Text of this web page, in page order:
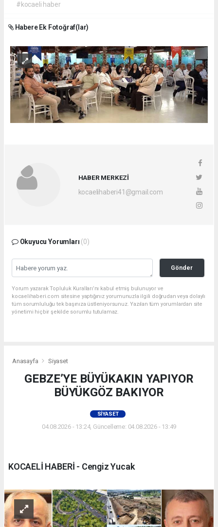
#kocaeli haber
Habere Ek Fotoğraf(lar)
HABER MERKEZİ
kocaelihaberi41@gmail.com
Okuyucu Yorumları (0)
Gönder
Yorum yazarak Topluluk Kuralları’nı kabul etmiş bulunuyor ve
kocaelihaberi.com sitesine yaptığınız yorumunuzla ilgili doğrudan veya dolaylı
tüm sorumluluğu tek başınıza üstleniyorsunuz. Yazılan tüm yorumlardan site
yönetimi hiçbir şekilde sorumlu tutulamaz.
Anasayfa Siyaset
GEBZE’YE BÜYÜKAKIN YAPIYOR
BÜYÜKGÖZ BAKIYOR
SIYASET
04.08.2026 - 13:24, Güncelleme: 04.08.2026 - 13:49
KOCAELİ HABERİ - Cengiz Yucak